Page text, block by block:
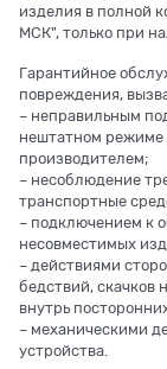
изделия в полной
МСК", только при
Гарантийное
повреждения,
– неправильным
нештатном режиме
производителем;
– несоблюдение
транспортные
– подключением к
несовместимых
– действиями
бедствий, скачков
внутрь
– механическими
устройства.